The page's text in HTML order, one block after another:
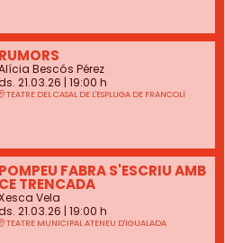
RUMORS
Bescós Pérez
ds. 21.03.26 | 19:00 h
TEATRE DEL CASAL DE L'ESPLUGA DE FRANCOLÍ
POMPEU FABRA S'ESCRIU AMB
CE TRENCADA
Vela
ds. 21.03.26 | 19:00 h
TEATRE MUNICIPAL ATENEU D'IGUALADA